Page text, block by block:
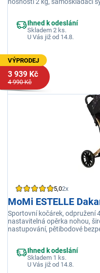
nosností 2 kg, samoskládací
Ihned k odeslání
Skladem 2 ks.
U Vás již od 14.8.
VÝPRODEJ
3 939 Kč
4 990 Kč
5,02x
MoMi ESTELLE
Sportovní kočárek, odpružení
nastavitelná opěrka nohou,
nastupování, pětibodové
Ihned k odeslání
Skladem 1 ks.
U Vás již od 14.8.